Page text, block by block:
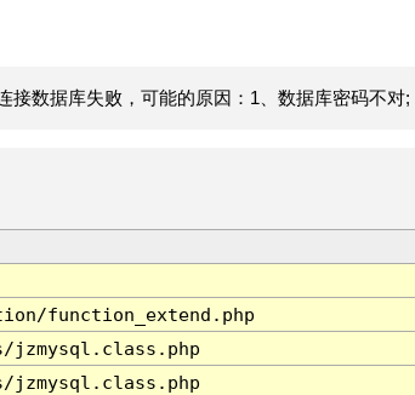
接数据库失败，可能的原因：1、数据库密码不对;
function_extend.php
jzmysql.class.php
jzmysql.class.php